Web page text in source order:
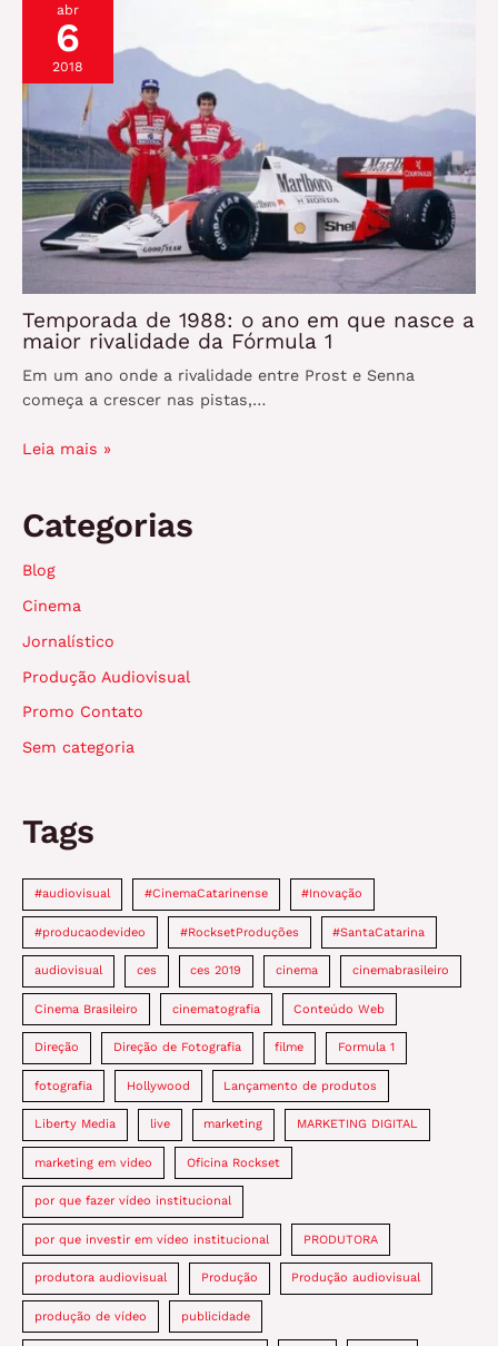
abr
6
2018
Temporada de 1988: o ano em que nasce a
maior rivalidade da Fórmula 1
Em um ano onde a rivalidade entre Prost e Senna
começa a crescer nas pistas,…
Leia mais »
Categorias
Blog
Cinema
Jornalístico
Produção Audiovisual
Promo Contato
Sem categoria
Tags
#audiovisual #CinemaCatarinense #Inovação
#producaodevideo #RocksetProduções #SantaCatarina
audiovisual ces ces 2019 cinema cinemabrasileiro
Cinema Brasileiro cinematografia Conteúdo Web
Direção Direção de Fotografia filme Formula 1
fotografia Hollywood Lançamento de produtos
Liberty Media live marketing MARKETING DIGITAL
marketing em video Oficina Rockset
por que fazer vídeo institucional
por que investir em vídeo institucional PRODUTORA
produtora audiovisual Produção Produção audiovisual
produção de vídeo publicidade